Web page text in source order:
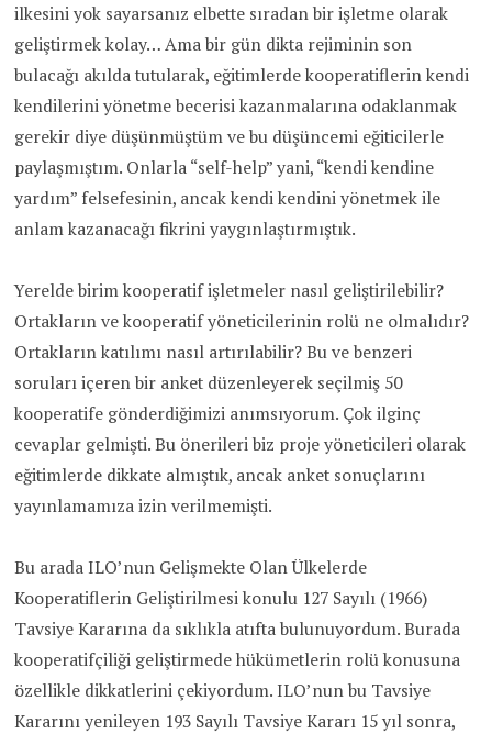
ilkesini yok sayarsanız elbette sıradan bir işletme olarak
geliştirmek kolay… Ama bir gün dikta rejiminin son
bulacağı akılda tutularak, eğitimlerde kooperatiflerin kendi
kendilerini yönetme becerisi kazanmalarına odaklanmak
gerekir diye düşünmüştüm ve bu düşüncemi eğiticilerle
paylaşmıştım. Onlarla “self-help” yani, “kendi kendine
yardım” felsefesinin, ancak kendi kendini yönetmek ile
anlam kazanacağı fikrini yaygınlaştırmıştık.
Yerelde birim kooperatif işletmeler nasıl geliştirilebilir?
Ortakların ve kooperatif yöneticilerinin rolü ne olmalıdır?
Ortakların katılımı nasıl artırılabilir? Bu ve benzeri
soruları içeren bir anket düzenleyerek seçilmiş 50
kooperatife gönderdiğimizi anımsıyorum. Çok ilginç
cevaplar gelmişti. Bu önerileri biz proje yöneticileri olarak
eğitimlerde dikkate almıştık, ancak anket sonuçlarını
yayınlamamıza izin verilmemişti.
Bu arada ILO’nun Gelişmekte Olan Ülkelerde
Kooperatiflerin Geliştirilmesi konulu 127 Sayılı (1966)
Tavsiye Kararına da sıklıkla atıfta bulunuyordum. Burada
kooperatifçiliği geliştirmede hükümetlerin rolü konusuna
özellikle dikkatlerini çekiyordum. ILO’nun bu Tavsiye
Kararını yenileyen 193 Sayılı Tavsiye Kararı 15 yıl sonra,